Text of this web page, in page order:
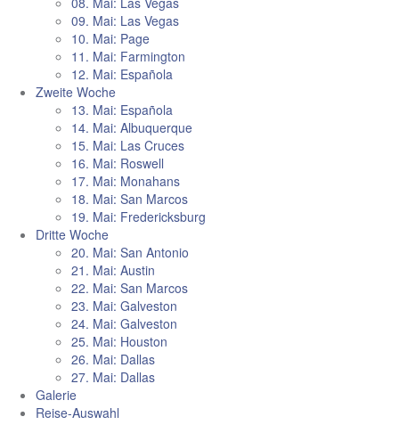
09. Mai: Las Vegas
10. Mai: Page
11. Mai: Farmington
12. Mai: Española
Zweite Woche
13. Mai: Española
14. Mai: Albuquerque
15. Mai: Las Cruces
16. Mai: Roswell
17. Mai: Monahans
18. Mai: San Marcos
19. Mai: Fredericksburg
Dritte Woche
20. Mai: San Antonio
21. Mai: Austin
22. Mai: San Marcos
23. Mai: Galveston
24. Mai: Galveston
25. Mai: Houston
26. Mai: Dallas
27. Mai: Dallas
Galerie
Reise-Auswahl